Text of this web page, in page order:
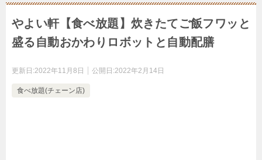
やよい軒【食べ放題】炊きたてご飯フワッと
盛る自動おかわりロボットと自動配膳
更新日:2022年11月8日 公開日:2022年2月14日
食べ放題(チェーン店)